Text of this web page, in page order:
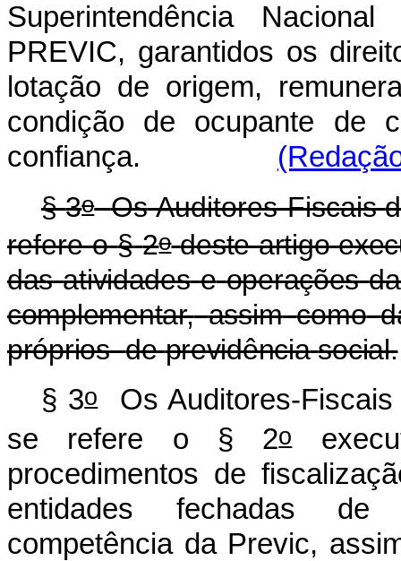
Superintendência
PREVIC, garantidos os
lotação de origem,
condição de ocupante de
confiança.
§ 3o Os Auditores-Fiscais
refere o § 2o deste artigo
das atividades e operações
complementar, assim como
próprios de previdência social.
§ 3oOs Auditores-Fiscais
se refere o § 2o
procedimentos de
entidades fechadas de
competência da Previc,